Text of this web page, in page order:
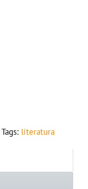
Tags: literatura